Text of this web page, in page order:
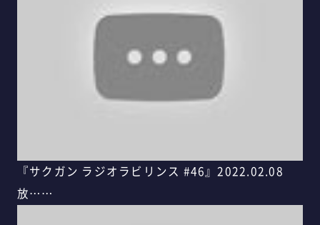
『サクガン ラジオラビリンス #46』2022.02.08
放……